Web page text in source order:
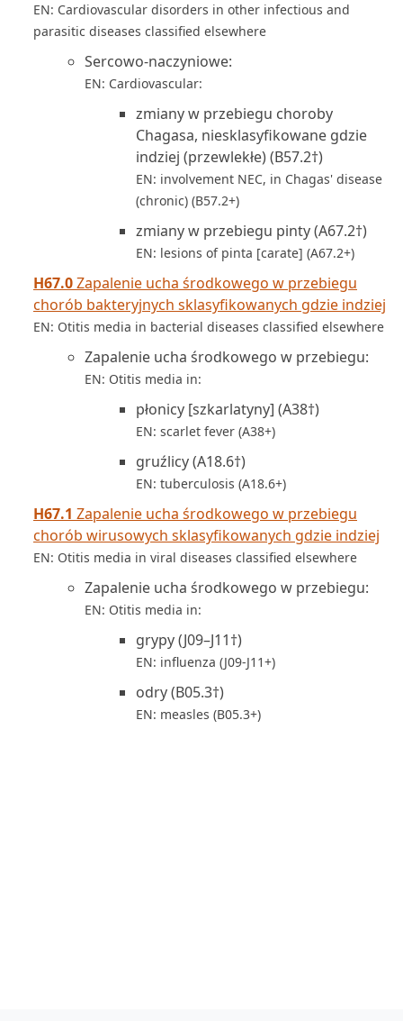
EN: Cardiovascular disorders in other infectious and
parasitic diseases classified elsewhere
Sercowo-naczyniowe:
EN: Cardiovascular:
zmiany w przebiegu choroby
Chagasa, niesklasyfikowane gdzie
indziej (przewlekłe) (B57.2†)
EN: involvement NEC, in Chagas' disease
(chronic) (B57.2+)
zmiany w przebiegu pinty (A67.2†)
EN: lesions of pinta [carate] (A67.2+)
H67.0Zapalenie ucha środkowego w przebiegu
chorób bakteryjnych sklasyfikowanych gdzie indziej
EN: Otitis media in bacterial diseases classified elsewhere
Zapalenie ucha środkowego w przebiegu:
EN: Otitis media in:
płonicy [szkarlatyny] (A38†)
EN: scarlet fever (A38+)
gruźlicy (A18.6†)
EN: tuberculosis (A18.6+)
H67.1 Zapalenie ucha środkowego w przebiegu
chorób wirusowych sklasyfikowanych gdzie indziej
EN: Otitis media in viral diseases classified elsewhere
Zapalenie ucha środkowego w przebiegu:
EN: Otitis media in:
grypy (J09–J11†)
EN: influenza (J09-J11+)
odry (B05.3†)
EN: measles (B05.3+)